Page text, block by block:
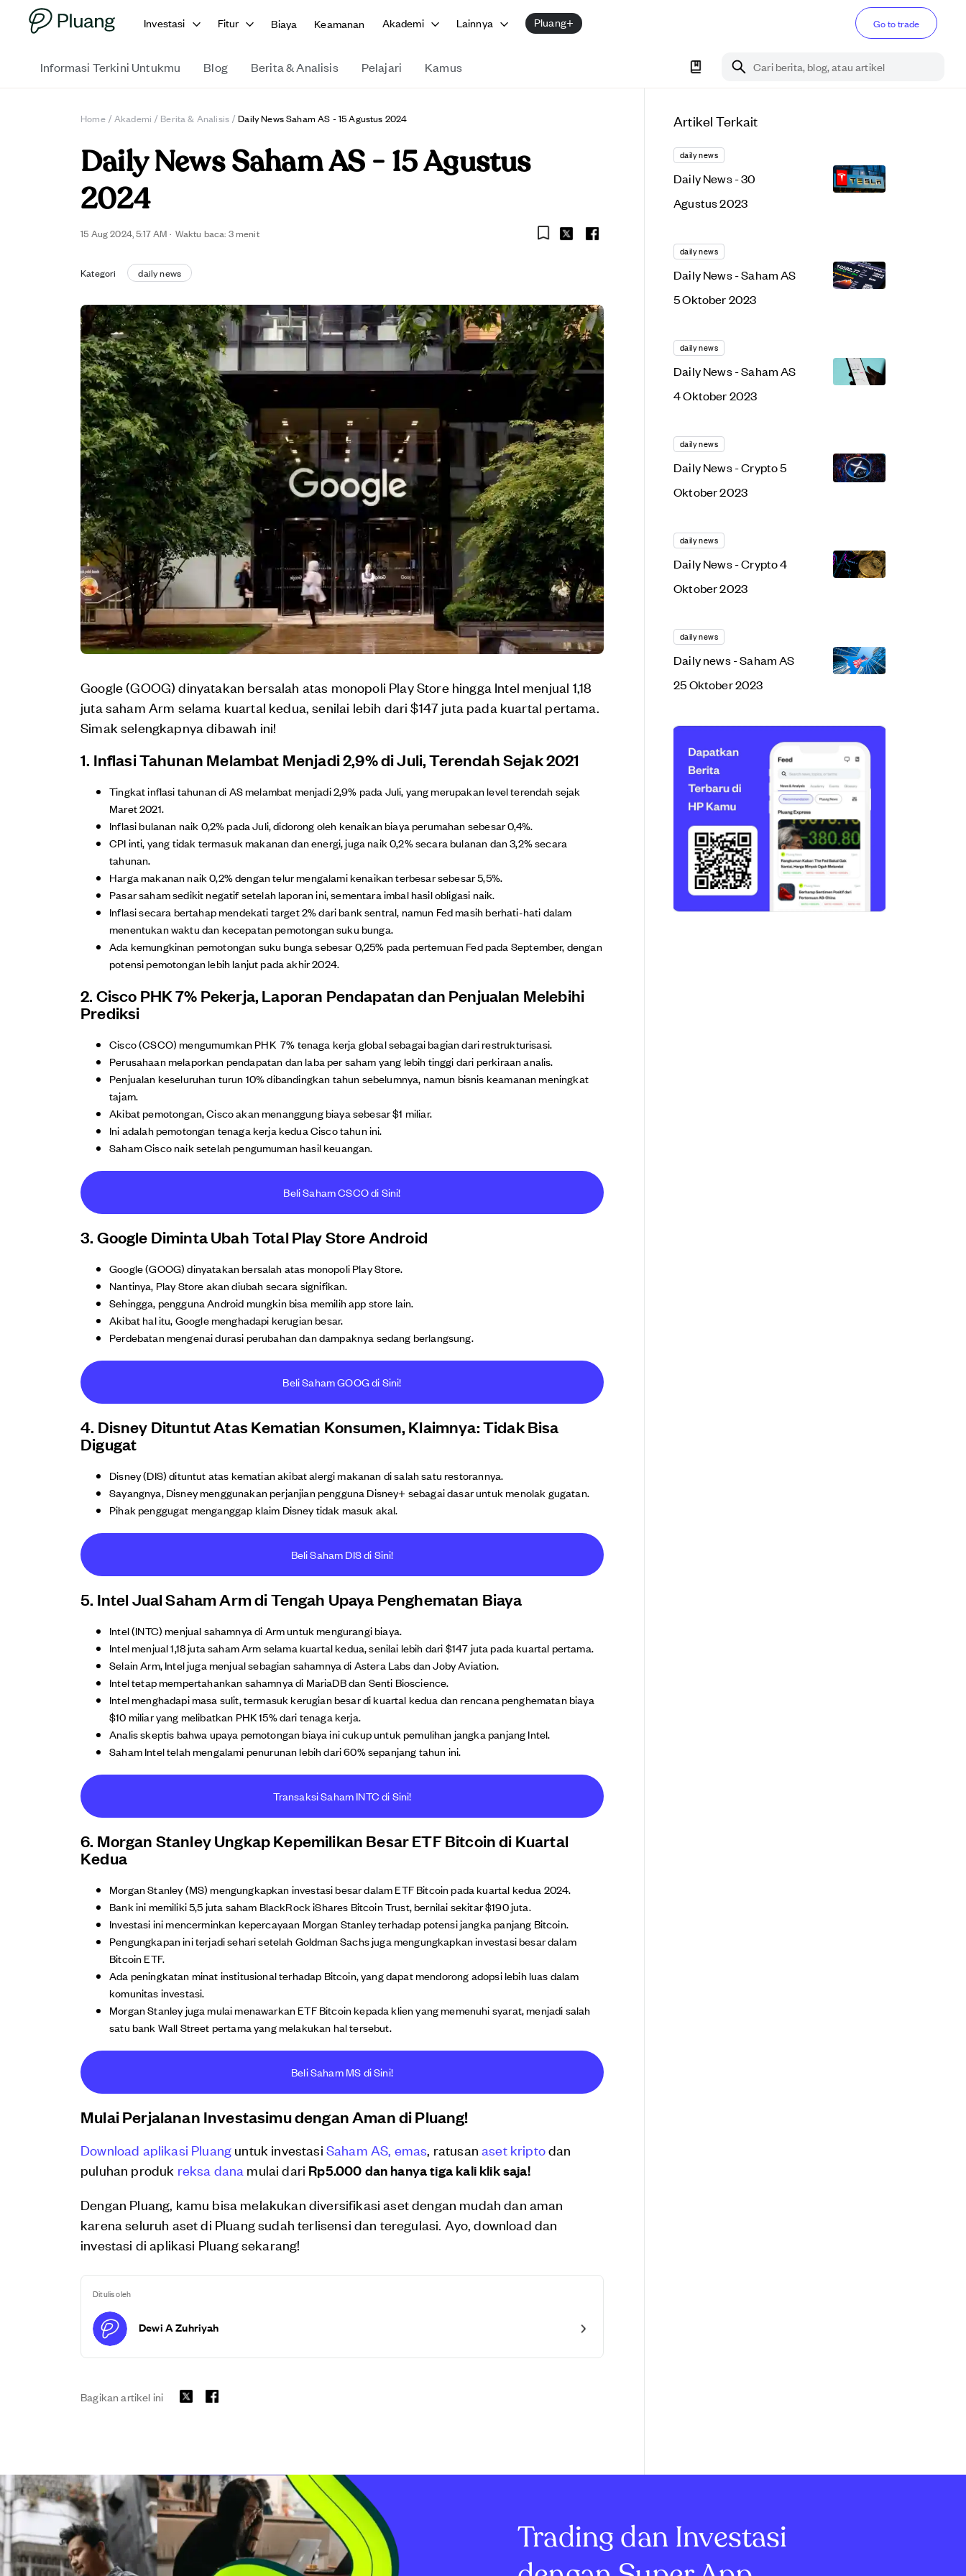
Investasi Fitur Biaya Keamanan Akademi Lainnya Pluang+ Go to trade
Informasi Terkini Untukmu Blog Berita & Analisis Pelajari Kamus Cari berita, blog, atau artikel
Home / Akademi / Berita & Analisis / Daily News Saham AS - 15 Agustus 2024
Daily News Saham AS - 15 Agustus
2024
15 Aug 2024, 5:17 AM · Waktu baca: 3 menit
Kategori daily news
Google (GOOG) dinyatakan bersalah atas monopoli Play Store hingga Intel menjual 1,18
juta saham Arm selama kuartal kedua, senilai lebih dari $147 juta pada kuartal pertama.
Simak selengkapnya dibawah ini!
1. Inflasi Tahunan Melambat Menjadi 2,9% di Juli, Terendah Sejak 2021
Tingkat inflasi tahunan di AS melambat menjadi 2,9% pada Juli, yang merupakan level terendah sejak
Maret 2021.
Inflasi bulanan naik 0,2% pada Juli, didorong oleh kenaikan biaya perumahan sebesar 0,4%.
CPI inti, yang tidak termasuk makanan dan energi, juga naik 0,2% secara bulanan dan 3,2% secara
tahunan.
Harga makanan naik 0,2% dengan telur mengalami kenaikan terbesar sebesar 5,5%.
Pasar saham sedikit negatif setelah laporan ini, sementara imbal hasil obligasi naik.
Inflasi secara bertahap mendekati target 2% dari bank sentral, namun Fed masih berhati-hati dalam
menentukan waktu dan kecepatan pemotongan suku bunga.
Ada kemungkinan pemotongan suku bunga sebesar 0,25% pada pertemuan Fed pada September, dengan
potensi pemotongan lebih lanjut pada akhir 2024.
2. Cisco PHK 7% Pekerja, Laporan Pendapatan dan Penjualan Melebihi
Prediksi
Cisco (CSCO) mengumumkan PHK 7% tenaga kerja global sebagai bagian dari restrukturisasi.
Perusahaan melaporkan pendapatan dan laba per saham yang lebih tinggi dari perkiraan analis.
Penjualan keseluruhan turun 10% dibandingkan tahun sebelumnya, namun bisnis keamanan meningkat
tajam.
Akibat pemotongan, Cisco akan menanggung biaya sebesar $1 miliar.
Ini adalah pemotongan tenaga kerja kedua Cisco tahun ini.
Saham Cisco naik setelah pengumuman hasil keuangan.
Beli Saham CSCO di Sini!
3. Google Diminta Ubah Total Play Store Android
Google (GOOG) dinyatakan bersalah atas monopoli Play Store.
Nantinya, Play Store akan diubah secara signifikan.
Sehingga, pengguna Android mungkin bisa memilih app store lain.
Akibat hal itu, Google menghadapi kerugian besar.
Perdebatan mengenai durasi perubahan dan dampaknya sedang berlangsung.
Beli Saham GOOG di Sini!
4. Disney Dituntut Atas Kematian Konsumen, Klaimnya: Tidak Bisa
Digugat
Disney (DIS) dituntut atas kematian akibat alergi makanan di salah satu restorannya.
Sayangnya, Disney menggunakan perjanjian pengguna Disney+ sebagai dasar untuk menolak gugatan.
Pihak penggugat menganggap klaim Disney tidak masuk akal.
Beli Saham DIS di Sini!
5. Intel Jual Saham Arm di Tengah Upaya Penghematan Biaya
Intel (INTC) menjual sahamnya di Arm untuk mengurangi biaya.
Intel menjual 1,18 juta saham Arm selama kuartal kedua, senilai lebih dari $147 juta pada kuartal pertama.
Selain Arm, Intel juga menjual sebagian sahamnya di Astera Labs dan Joby Aviation.
Intel tetap mempertahankan sahamnya di MariaDB dan Senti Bioscience.
Intel menghadapi masa sulit, termasuk kerugian besar di kuartal kedua dan rencana penghematan biaya
$10 miliar yang melibatkan PHK 15% dari tenaga kerja.
Analis skeptis bahwa upaya pemotongan biaya ini cukup untuk pemulihan jangka panjang Intel.
Saham Intel telah mengalami penurunan lebih dari 60% sepanjang tahun ini.
Transaksi Saham INTC di Sini!
6. Morgan Stanley Ungkap Kepemilikan Besar ETF Bitcoin di Kuartal
Kedua
Morgan Stanley (MS) mengungkapkan investasi besar dalam ETF Bitcoin pada kuartal kedua 2024.
Bank ini memiliki 5,5 juta saham BlackRock iShares Bitcoin Trust, bernilai sekitar $190 juta.
Investasi ini mencerminkan kepercayaan Morgan Stanley terhadap potensi jangka panjang Bitcoin.
Pengungkapan ini terjadi sehari setelah Goldman Sachs juga mengungkapkan investasi besar dalam
Bitcoin ETF.
Ada peningkatan minat institusional terhadap Bitcoin, yang dapat mendorong adopsi lebih luas dalam
komunitas investasi.
Morgan Stanley juga mulai menawarkan ETF Bitcoin kepada klien yang memenuhi syarat, menjadi salah
satu bank Wall Street pertama yang melakukan hal tersebut.
Beli Saham MS di Sini!
Mulai Perjalanan Investasimu dengan Aman di Pluang!
Download aplikasi Pluang untuk investasi Saham AS, emas , ratusanaset kriptodan
puluhan produk reksa dana mulai dari Rp5.000 dan hanya tiga kali klik saja!
Dengan Pluang, kamu bisa melakukan diversifikasi aset dengan mudah dan aman
karena seluruh aset di Pluang sudah terlisensi dan teregulasi. Ayo, download dan
investasi di aplikasi Pluang sekarang!
Ditulis oleh
Dewi A Zuhriyah
Bagikan artikel ini
Artikel Terkait
daily news
Daily News - 30
Agustus 2023
daily news
Daily News - Saham AS
5 Oktober 2023
daily news
Daily News - Saham AS
4 Oktober 2023
daily news
Daily News - Crypto 5
Oktober 2023
daily news
Daily News - Crypto 4
Oktober 2023
daily news
Daily news - Saham AS
25 Oktober 2023
Trading dan Investasi